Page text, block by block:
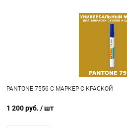
PANTONE 7556 C МАРКЕР С КРАСКОЙ
1 200 руб. / шт